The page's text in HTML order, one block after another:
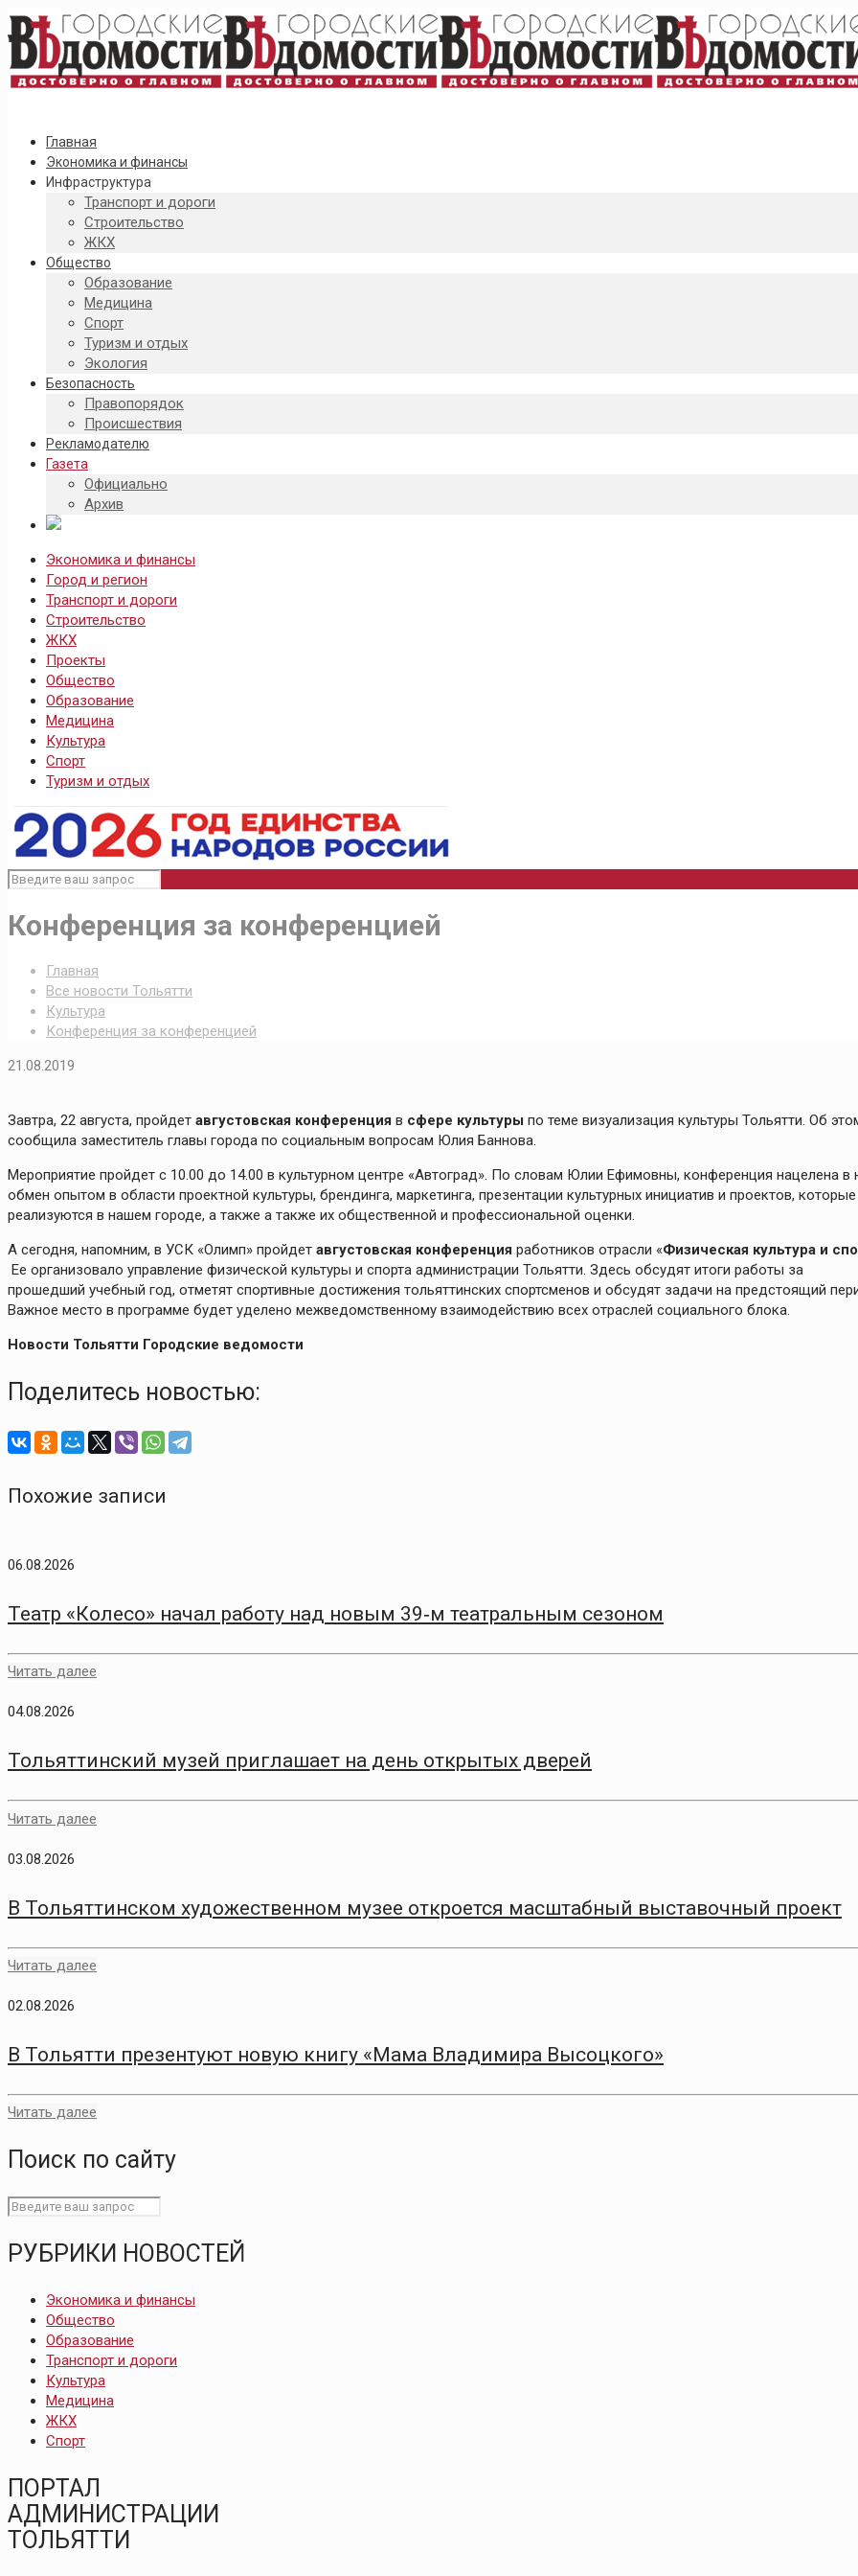
Главная
Экономика и финансы
Инфраструктура
Транспорт и дороги
Строительство
ЖКХ
Общество
Образование
Медицина
Спорт
Туризм и отдых
Экология
Безопасность
Правопорядок
Происшествия
Рекламодателю
Газета
Официально
Архив
Экономика и финансы
Город и регион
Транспорт и дороги
Строительство
ЖКХ
Проекты
Общество
Образование
Медицина
Культура
Спорт
Туризм и отдых
Конференция за конференцией
Главная
Все новости Тольятти
Культура
Конференция за конференцией
21.08.2019
Завтра, 22 августа, пройдет августовская конференция в сфере культуры по теме визуализация культуры Тольятти. Об
сообщила заместитель главы города по социальным вопросам Юлия Баннова.
Мероприятие пройдет с 10.00 до 14.00 в культурном центре «Автоград». По словам Юлии Ефимовны, конференция нацелена в
обмен опытом в области проектной культуры, брендинга, маркетинга, презентации культурных инициатив и проектов, которые
реализуются в нашем городе, а также а также их общественной и профессиональной оценки.
А сегодня, напомним, в УСК «Олимп» пройдет августовская конференция работников отрасли «Физическая культура и
Ее организовало управление физической культуры и спорта администрации Тольятти. Здесь обсудят итоги работы за
прошедший учебный год, отметят спортивные достижения тольяттинских спортсменов и обсудят задачи на предстоящий
Важное место в программе будет уделено межведомственному взаимодействию всех отраслей социального блока.
Новости Тольятти Городские ведомости
Поделитесь новостью:
Похожие записи
06.08.2026
Театр «Колесо» начал работу над новым 39‑м театральным сезоном
Читать далее
04.08.2026
Тольяттинский музей приглашает на день открытых дверей
Читать далее
03.08.2026
В Тольяттинском художественном музее откроется масштабный выставочный проект
Читать далее
02.08.2026
В Тольятти презентуют новую книгу «Мама Владимира Высоцкого»
Читать далее
Поиск по сайту
РУБРИКИ НОВОСТЕЙ
Экономика и финансы
Общество
Образование
Транспорт и дороги
Культура
Медицина
ЖКХ
Спорт
ПОРТАЛ
АДМИНИСТРАЦИИ
ТОЛЬЯТТИ